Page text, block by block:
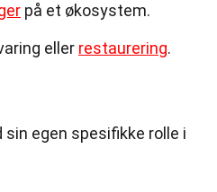
på et økosystem.
eller restaurering.
egen spesifikke rolle i